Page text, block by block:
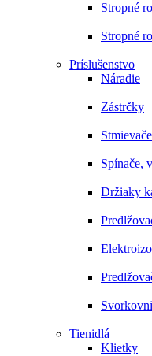
Stropné
Stropné
Príslušenstvo
Náradie
Zástrčky
Stmievače
Spínače,
Držiaky
Tienidlá
Klietky